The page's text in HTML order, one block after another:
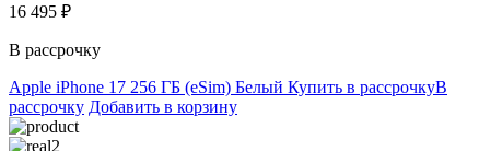
16 495 ₽
В рассрочку
Apple iPhone 17 256 ГБ (eSim) Белый Купить в рассрочкуВ
рассрочку Добавить в корзину